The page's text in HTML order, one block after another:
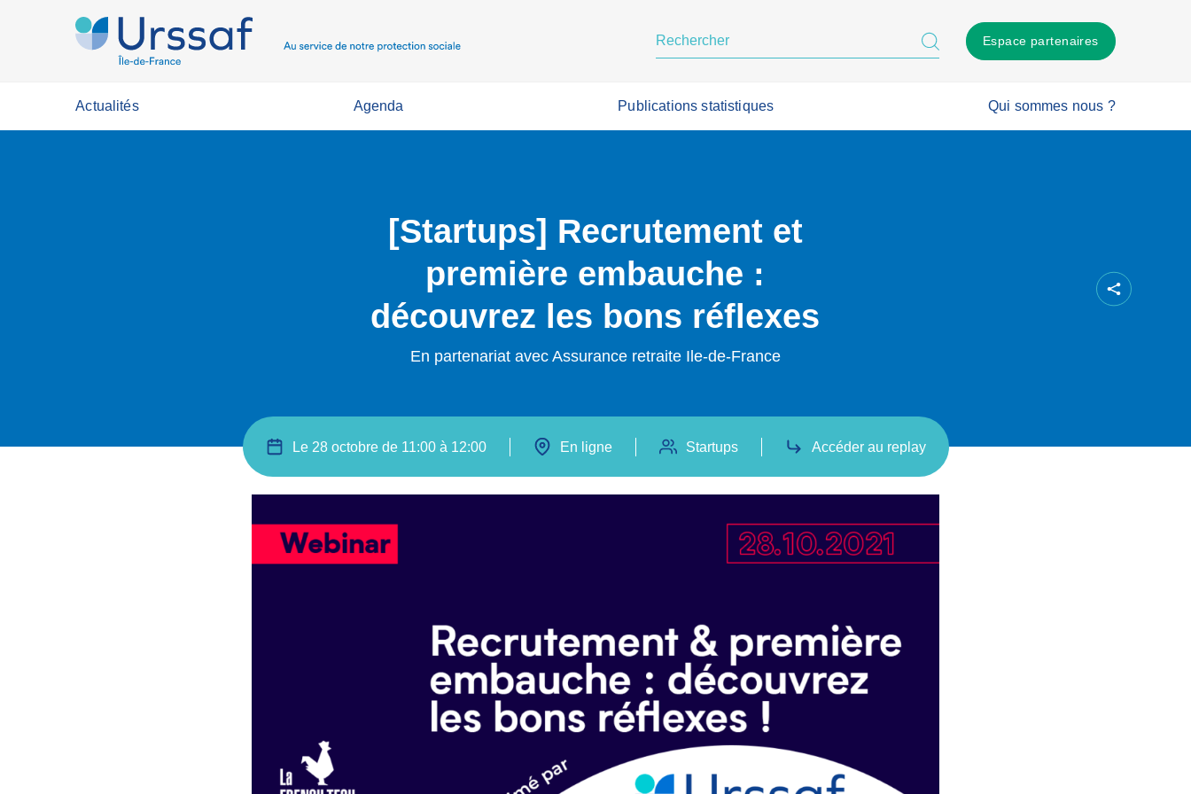
Espace partenaires
Actualités Agenda Publications statistiques Qui sommes nous ?
[Startups] Recrutement et
première embauche :
découvrez les bons réflexes
En partenariat avec Assurance retraite Ile-de-France
Le 28 octobre de 11:00 à 12:00 En ligne Startups Accéder au replay